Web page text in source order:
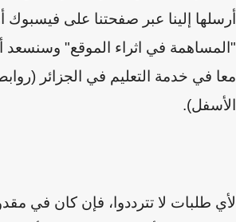
إلينا عبر صفحتنا على فيسبوك أو
في اثراء الموقع" وسنسعد
في خدمة التعليم في الجزائر (روابط
طلبات لا تترددوا، فإن كان في